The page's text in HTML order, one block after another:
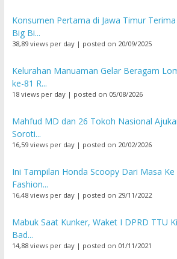
Konsumen Pertama di Jawa Timur
Big Bi...
38,89 views per day| posted on 20/09/2025
Kelurahan Manuaman Gelar Beragam
ke-81 R...
18 views per day| posted on 05/08/2026
Mahfud MD dan 26 Tokoh Nasional
Soroti...
16,59 views per day| posted on 20/02/2026
Ini Tampilan Honda Scoopy Dari Masa
Fashion...
16,48 views per day| posted on 29/11/2022
Mabuk Saat Kunker, Waket I DPRD TTU
Bad...
14,88 views per day| posted on 01/11/2021